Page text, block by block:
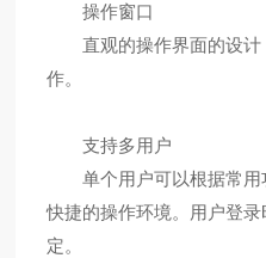
操作窗口
直观的操作界面的设计
作。
支持多用户
单个用户可以根据常用
快捷的操作环境。用户登
定。